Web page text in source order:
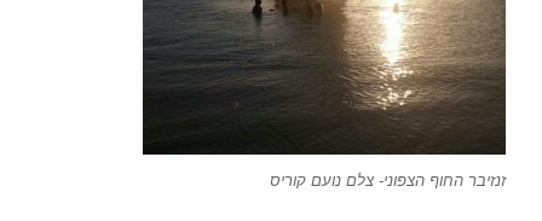
זנזיבר החוף הצפוני- צלם נועם קוריס